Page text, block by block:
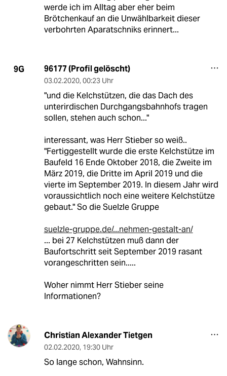
werde ich im Alltag aber eher beim
Brötchenkauf an die Unwählbarkeit dieser
verbohrten Aparatschniks erinnert...
9G 96177 (Profil gelöscht)
03.02.2020, 00:23 Uhr
"und die Kelchstützen, die das Dach des
unterirdischen Durchgangsbahnhofs tragen
sollen, stehen auch schon..."
interessant, was Herr Stieber so weiß..
"Fertiggestellt wurde die erste Kelchstütze im
Baufeld 16 Ende Oktober 2018, die Zweite im
März 2019, die Dritte im April 2019 und die
vierte im September 2019. In diesem Jahr wird
voraussichtlich noch eine weitere Kelchstütze
gebaut." So die Suelzle Gruppe
suelzle-gruppe.de/...nehmen-gestalt-an/
... bei 27 Kelchstützen muß dann der
Baufortschritt seit September 2019 rasant
vorangeschritten sein.....
Woher nimmt Herr Stieber seine
Informationen?
Christian Alexander Tietgen
02.02.2020, 19:30 Uhr
So lange schon, Wahnsinn.